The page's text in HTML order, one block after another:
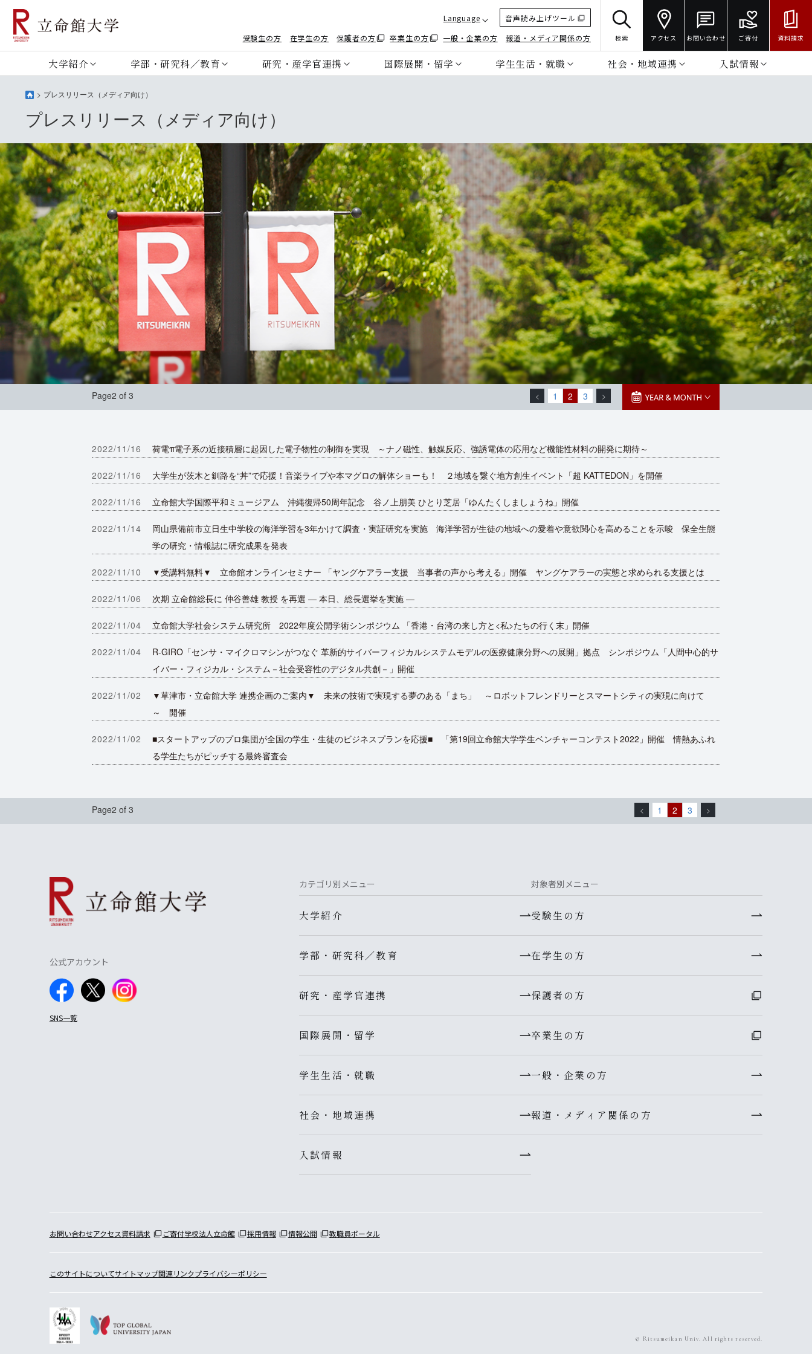
Language
音声読み上げツール
受験生の方
在学生の方 保護者の方 卒業生の方 一般・企業の方 報道・メディア関係の方 検索 アクセス お問い合わせ ご寄付 資料請求
大学紹介 学部・研究科／教育 研究・産学官連携 国際展開・留学 学生生活・就職 社会・地域連携 入試情報
プレスリリース（メディア向け）
プレスリリース（メディア向け）
Page2 of 3 < 1 2 3 >
2022/11/16 荷電π電子系の近接積層に起因した電子物性の制御を実現 ～ナノ磁性、触媒反応、強誘電体の応用など機能性材料の開発に期待～
2022/11/16 大学生が茨木と釧路を“丼”で応援！音楽ライブや本マグロの解体ショーも！ ２地域を繋ぐ地方創生イベント「超 KATTEDON」を開催
2022/11/16 立命館大学国際平和ミュージアム 沖縄復帰50周年記念 谷ノ上朋美 ひとり芝居「ゆんたくしましょうね」開催
2022/11/14
岡山県備前市立日生中学校の海洋学習を3年かけて調査・実証研究を実施 海洋学習が生徒の地域への愛着や意欲関心を高めることを示唆 保全生態
学の研究・情報誌に研究成果を発表
2022/11/10 ▼受講料無料▼ 立命館オンラインセミナー 「ヤングケアラー支援 当事者の声から考える」開催 ヤングケアラーの実態と求められる支援とは
2022/11/06 次期 立命館総長に 仲谷善雄 教授 を再選 ― 本日、総長選挙を実施 ―
2022/11/04 立命館大学社会システム研究所 2022年度公開学術シンポジウム 「香港・台湾の来し方と<私>たちの行く末」開催
2022/11/04
R-GIRO「センサ・マイクロマシンがつなぐ 革新的サイバーフィジカルシステムモデルの医療健康分野への展開」拠点 シンポジウム「人間中心的サ
イバー・フィジカル・システム－社会受容性のデジタル共創－」開催
2022/11/02
▼草津市・立命館大学 連携企画のご案内▼ 未来の技術で実現する夢のある「まち」 ～ロボットフレンドリーとスマートシティの実現に向けて
～ 開催
2022/11/02
■スタートアップのプロ集団が全国の学生・生徒のビジネスプランを応援■ 「第19回立命館大学学生ベンチャーコンテスト2022」開催 情熱あふれ
る学生たちがピッチする最終審査会
Page2 of 3 < 1 2 3 >
公式アカウント
SNS一覧
カテゴリ別メニュー
大学紹介
学部・研究科／教育
研究・産学官連携
国際展開・留学
学生生活・就職
社会・地域連携
入試情報
対象者別メニュー
受験生の方
在学生の方
保護者の方
卒業生の方
一般・企業の方
報道・メディア関係の方
お問い合わせアクセス資料請求 ご寄付学校法人立命館 採用情報 情報公開 教職員ポータル
このサイトについてサイトマップ関連リンクプライバシーポリシー
© Ritsumeikan Univ. All rights reserved.